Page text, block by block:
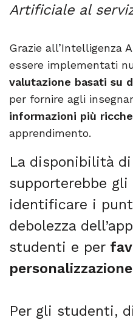
Artificiale al
Grazie all’Intelligenza
essere implementati
valutazione basati su
per fornire agli
informazioni più ricche
apprendimento.
La disponibilità di
supporterebbe
identificare i
debolezza
studenti e per
Per gli studenti,